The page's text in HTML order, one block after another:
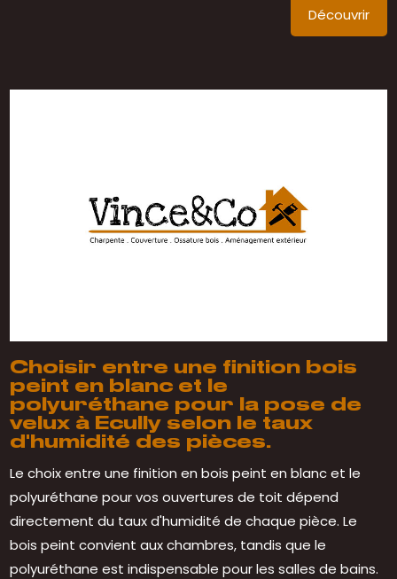
Découvrir
Choisir entre une finition bois
peint en blanc et le
polyuréthane pour la pose de
velux à Ecully selon le taux
d'humidité des pièces.
Le choix entre une finition en bois peint en blanc et le
polyuréthane pour vos ouvertures de toit dépend
directement du taux d'humidité de chaque pièce. Le
bois peint convient aux chambres, tandis que le
polyuréthane est indispensable pour les salles de bains.